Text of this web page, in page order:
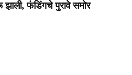
झाली, फंडिंगचे पुरावे समोर